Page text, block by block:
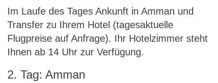
Im Laufe des Tages Ankunft in Amman und
Transfer zu Ihrem Hotel (tagesaktuelle
Flugpreise auf Anfrage). Ihr Hotelzimmer steht
Ihnen ab 14 Uhr zur Verfügung.
2. Tag: Amman